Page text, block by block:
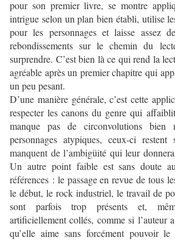
pour son premier livre, se montre
intrigue selon un plan bien établi, utilise
pour les personnages et laisse assez
rebondissements sur le chemin du
surprendre. C’est bien là ce qui rend la
agréable après un premier chapitre qui
un peu pesant.
D’une manière générale, c’est cette
respecter les canons du genre qui
manque pas de circonvolutions bien
personnages atypiques, ceux-ci
manquent de l’ambigüité qui leur
Un autre point faible est sans doute
références : le passage en revue de tous
le début, le rock industriel, le travail de
sont parfois trop présents et,
artificiellement collés, comme si l’auteur
qu’elle aime sans forcément pouvoir